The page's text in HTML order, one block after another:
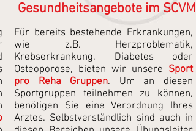
Gesundheitsangebote im SCVM
Für bereits bestehende Erkrankungen,
wie z.B. Herzproblematik,
Krebserkrankung, Diabetes oder
Osteoporose, bieten wir unsere Sport
pro Reha Gruppen. Um an diesen
Sportgruppen teilnehmen zu können,
benötigen Sie eine Verordnung Ihres
Arztes. Selbstverständlich sind auch in